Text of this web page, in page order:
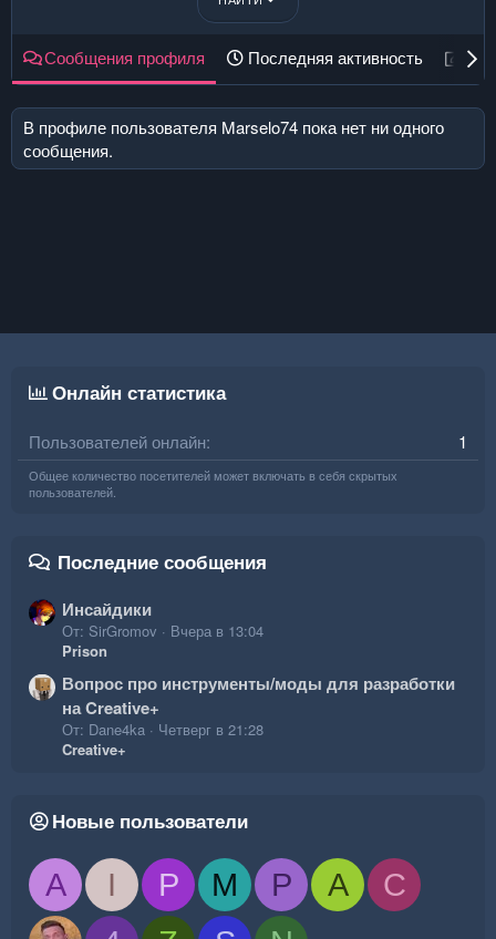
Сообщения профиля Последняя активность
В профиле пользователя Marselo74 пока нет ни одного
сообщения.
Онлайн статистика
Пользователей онлайн 1
Общее количество посетителей может включать в себя скрытых
пользователей.
Последние сообщения
Инсайдики
От: SirGromov
Вчера в 13:04
Prison
Вопрос про инструменты/моды для разработки
на Creative+
От: Dane4ka
Четверг в 21:28
Creative+
Новые пользователи
A I P M P A
C